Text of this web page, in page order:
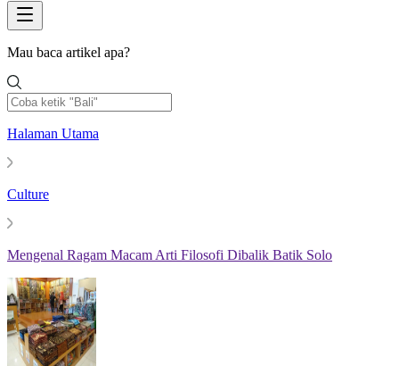
Mau baca artikel apa?
Halaman Utama
Culture
Mengenal Ragam Macam Arti Filosofi Dibalik Batik Solo